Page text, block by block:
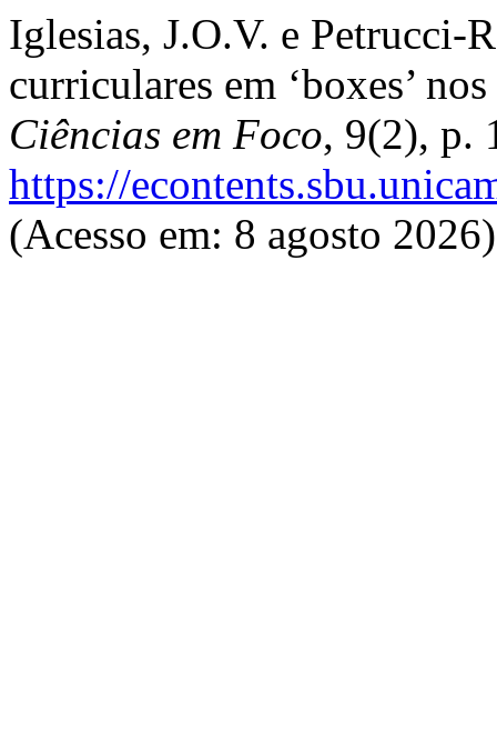
Iglesias, J.O.V. e Petrucci-
curriculares em ‘boxes’
Ciências em Foco, 9(2), p.
https://
(Acesso em: 8 agosto